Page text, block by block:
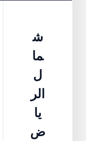
ش
ما
ل
الر
يا
ض